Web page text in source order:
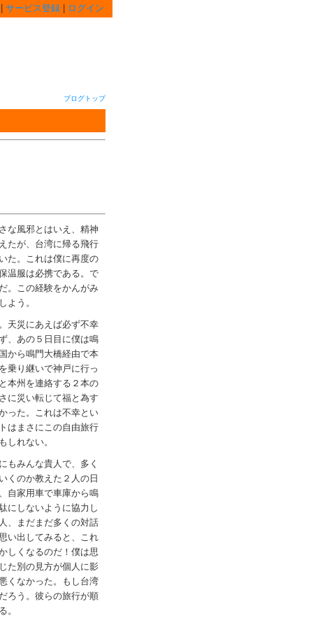
サービス登録 ログイン
ブログトップ
な風邪とはいえ、精神
たが、台湾に帰る飛行
た。これは僕に再度の
温服は必携である。で
。この経験をかんがみ
よう。
天災にあえば必ず不幸
、あの５日目に僕は鳴
から鳴門大橋経由で本
乗り継いで神戸に行っ
本州を連絡する２本の
に災い転じて福と為す
った。これは不幸とい
はまさにこの自由旅行
しれない。
もみんな貴人で、多く
くのか教えた２人の日
自家用車で車庫から鳴
にしないように協力し
、まだまだ多くの対話
い出してみると、これ
しくなるのだ！僕は思
た別の見方が個人に影
くなかった。もし台湾
ろう。彼らの旅行が順
。